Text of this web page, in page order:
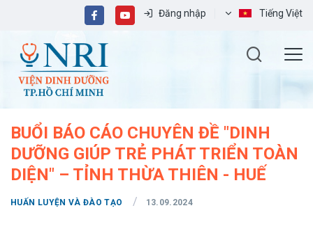
Đăng nhập Tiếng Việt
BUỔI BÁO CÁO CHUYÊN ĐỀ "DINH
DƯỠNG GIÚP TRẺ PHÁT TRIỂN TOÀN
DIỆN" – TỈNH THỪA THIÊN - HUẾ
HUẤN LUYỆN VÀ ĐÀO TẠO / 13.09.2024